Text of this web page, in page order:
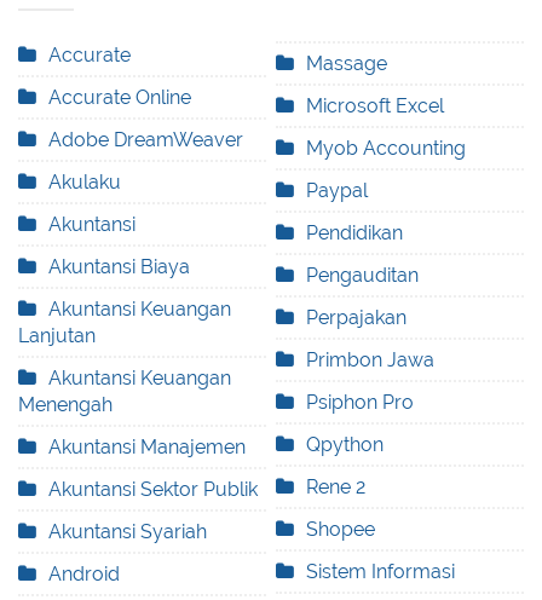
Accurate
Accurate Online
Adobe DreamWeaver
Akulaku
Akuntansi
Akuntansi Biaya
Akuntansi Keuangan
Lanjutan
Akuntansi Keuangan
Menengah
Akuntansi Manajemen
Akuntansi Sektor Publik
Akuntansi Syariah
Android
Massage
Microsoft Excel
Myob Accounting
Paypal
Pendidikan
Pengauditan
Perpajakan
Primbon Jawa
Psiphon Pro
Qpython
Rene 2
Shopee
Sistem Informasi